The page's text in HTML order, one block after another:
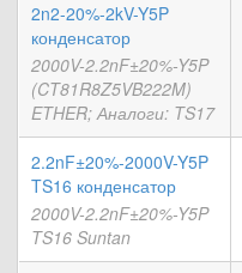
2n2-20%-2kV-Y5P
конденсатор
2000V-2.2nF±20%-Y5P
(CT81R8Z5VB222M)
ETHER; Аналоги: TS17
2.2nF±20%-2000V-Y5P
TS16 конденсатор
2000V-2.2nF±20%-Y5P
TS16 Suntan